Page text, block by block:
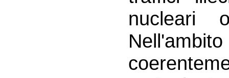
nucleari